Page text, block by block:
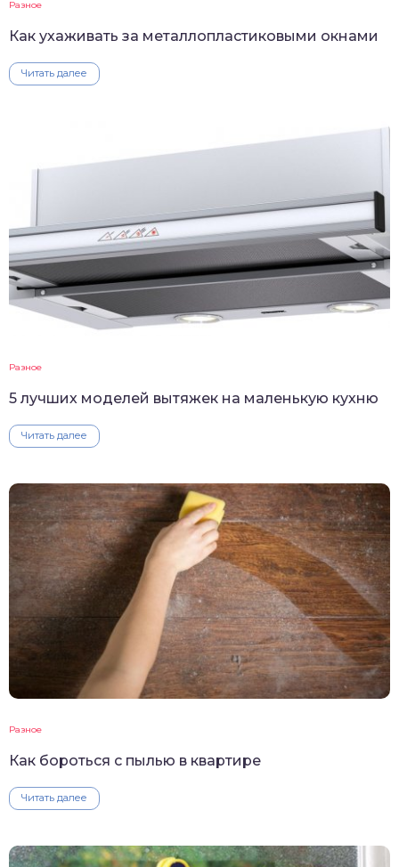
Разное
Как ухаживать за металлопластиковыми окнами
Читать далее
Разное
5 лучших моделей вытяжек на маленькую кухню
Читать далее
Разное
Как бороться с пылью в квартире
Читать далее